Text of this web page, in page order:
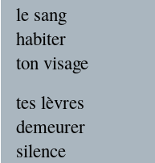
le sang
habiter
ton visage
tes lèvres
demeurer
silence